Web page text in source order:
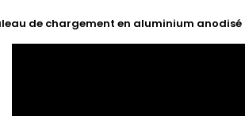
de chargement en aluminium